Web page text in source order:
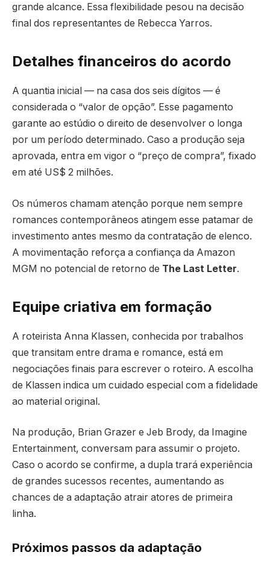
grande alcance. Essa flexibilidade pesou na decisão
final dos representantes de Rebecca Yarros.
Detalhes financeiros do acordo
A quantia inicial — na casa dos seis dígitos — é
considerada o “valor de opção”. Esse pagamento
garante ao estúdio o direito de desenvolver o longa
por um período determinado. Caso a produção seja
aprovada, entra em vigor o “preço de compra”, fixado
em até US$ 2 milhões.
Os números chamam atenção porque nem sempre
romances contemporâneos atingem esse patamar de
investimento antes mesmo da contratação de elenco.
A movimentação reforça a confiança da Amazon
MGM no potencial de retorno de The Last Letter.
Equipe criativa em formação
A roteirista Anna Klassen, conhecida por trabalhos
que transitam entre drama e romance, está em
negociações finais para escrever o roteiro. A escolha
de Klassen indica um cuidado especial com a fidelidade
ao material original.
Na produção, Brian Grazer e Jeb Brody, da Imagine
Entertainment, conversam para assumir o projeto.
Caso o acordo se confirme, a dupla trará experiência
de grandes sucessos recentes, aumentando as
chances de a adaptação atrair atores de primeira
linha.
Próximos passos da adaptação